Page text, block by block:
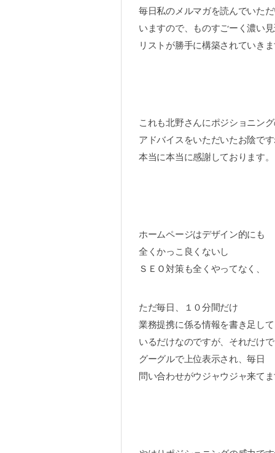
毎日私のメルマガを読んでいた
いますので、ものすごーく濃い
リストが勝手に構築されていき
これも北野さんにポジショニン
アドバイスをいただいたお陰で
本当に本当に感謝しております。
ホームページはデザイン的にも
全くかっこ良くないし
ＳＥＯ対策も全くやってなく、
ただ毎日、１０分間だけ
業務提携に係る情報を書き足して
いるだけなのですが、それだけで
グーグルで上位表示され、毎日
問い合わせがウジャウジャ来て